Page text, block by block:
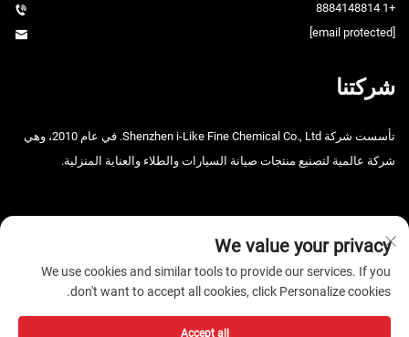
+1 8884148814
شركتنا
تأسست شركة Shenzhen i-Like Fine Chemical Co., Ltd. في عام 2010، وهي
شركة عالمية لتصنيع منتجات صيانة السيارات والطلاء والعناية المنزلية.
حقوق الت COPYRIGHT © 2026 شنتشن i-Like للصناعات الكيميائية الدقيقة
We value your privacy
We use cookies and similar tools to provide our services. If you
don't want to accept all cookies, click Personalize cookies.
Accept all